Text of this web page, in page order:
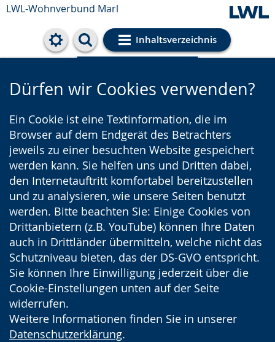
LWL-Wohnverbund Marl
Inhaltsverzeichnis
Cookie-Einstellungen
Dürfen wir Cookies verwenden?
Ein Cookie ist eine Textinformation, die im
Browser auf dem Endgerät des Betrachters
jeweils zu einer besuchten Website gespeichert
werden kann. Sie helfen uns und Dritten dabei,
den Internetauftritt komfortabel bereitzustellen
und zu analysieren, wie unsere Seiten benutzt
werden. Bitte beachten Sie: Einige Cookies von
Drittanbietern (z.B. YouTube) können Ihre Daten
auch in Drittländer übermitteln, welche nicht das
Schutzniveau bieten, das der DS-GVO entspricht.
Sie können Ihre Einwilligung jederzeit über die
Cookie-Einstellungen unten auf der Seite
widerrufen.
Weitere Informationen finden Sie in unserer
Datenschutzerklärung.